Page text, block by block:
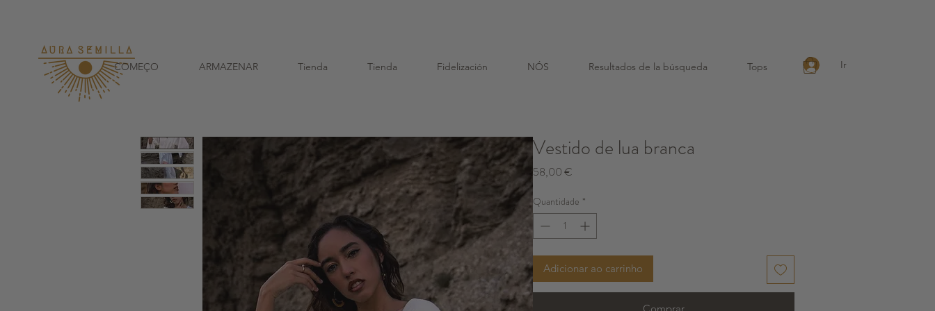
COMEÇO ARMAZENAR Tienda Tienda Fidelización NÓS Resultados de la búsqueda Tops Ir
Vestido de lua branca
58,00 €
Quantidade *
Adicionar ao carrinho
Comprar